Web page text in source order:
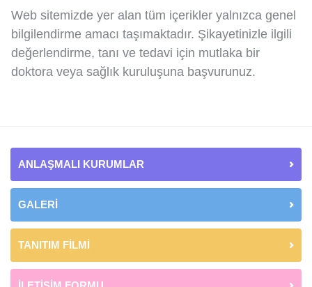
Web sitemizde yer alan tüm içerikler yalnızca genel
bilgilendirme amacı taşımaktadır. Şikayetinizle ilgili
değerlendirme, tanı ve tedavi için mutlaka bir
doktora veya sağlık kuruluşuna başvurunuz.
ANLAŞMALI KURUMLAR
GALERİ
TANITIM FİLMİ